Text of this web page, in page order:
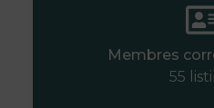
Membres
55